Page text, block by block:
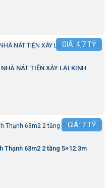
GIÁ:4,7TỶ
NÁT TIỆN XÂY LẠI KINH
GIÁ:7TỶ
Thạnh 63m2 2 tầng 5×12.3m